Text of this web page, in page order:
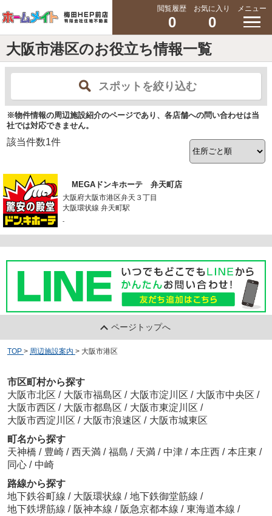
閲覧履歴
0
お気に入り
0
メニュー
大阪市港区のお役立ち情報一覧
スポットを絞り込む
※物件情報の周辺施設紹介のページであり、各店舗への問い合わせは当
社では対応できません。
該当件数1件
MEGAドンキホーテ 弁天町店
大阪府大阪市港区弁天３丁目
大阪環状線 弁天町駅
-
ページトップへ
TOP > 周辺施設案内 > 大阪市港区
市区町村から探す
大阪市北区 / 大阪市福島区 / 大阪市淀川区 / 大阪市中央区 /
大阪市西区 / 大阪市都島区 / 大阪市東淀川区 /
大阪市西淀川区 / 大阪市浪速区 / 大阪市城東区
町名から探す
天神橋 / 豊崎 / 西天満 / 福島 / 天満 / 中津 / 本庄西 / 本庄東 /
同心 / 中崎
路線から探す
地下鉄谷町線 / 大阪環状線 / 地下鉄御堂筋線 /
地下鉄堺筋線 / 阪神本線 / 阪急京都本線 / 東海道本線 /